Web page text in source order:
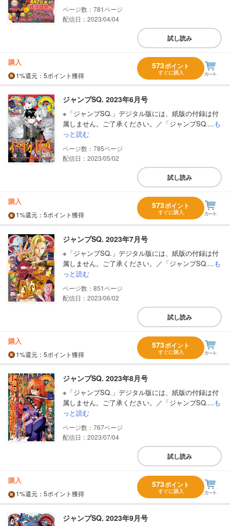
781
配信日：2023/04/04
試し読み
購入
1%還元 ：5ポイント獲得
573ポイント
すぐに購入
ジャンプSQ. 2023年6月号
※「ジャンプSQ.」デジタル版には、紙版の付録は付
属しません。ご了承ください。／「ジャンプSQ....も
っと読む
785
配信日：2023/05/02
試し読み
購入
1%還元 ：5ポイント獲得
573ポイント
すぐに購入
ジャンプSQ. 2023年7月号
※「ジャンプSQ.」デジタル版には、紙版の付録は付
属しません。ご了承ください。／「ジャンプSQ....も
っと読む
851
配信日：2023/06/02
試し読み
購入
1%還元 ：5ポイント獲得
573ポイント
すぐに購入
ジャンプSQ. 2023年8月号
※「ジャンプSQ.」デジタル版には、紙版の付録は付
属しません。ご了承ください。／「ジャンプSQ....も
っと読む
767
配信日：2023/07/04
試し読み
購入
1%還元 ：5ポイント獲得
573ポイント
すぐに購入
ジャンプSQ. 2023年9月号